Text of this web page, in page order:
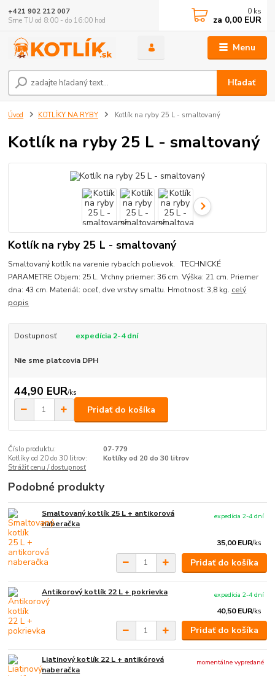
Menu
Hľadať
+421 902 212 007
Sme TU od 8:00 - do 16:00 hod
0 ks
za 0,00 EUR
Úvod KOTLÍKY NA RYBY Kotlík na ryby 25 L - smaltovaný
Kotlík na ryby 25 L - smaltovaný
Kotlík na ryby 25 L - smaltovaný
Smaltovaný kotlík na varenie rybacích polievok. TECHNICKÉ
PARAMETRE Objem: 25 L. Vrchny priemer: 36 cm. Výška: 21 cm. Priemer
dna: 43 cm. Materiál: oceľ, dve vrstvy smaltu. Hmotnosť: 3,8 kg. celý
popis
Dostupnosť expedícia 2-4 dní
Nie sme platcovia DPH
44,90 EUR/ks
Pridať do košíka
Číslo produktu:
07-779
Kotlíky od 20 do 30 litrov:
Kotlíky od 20 do 30 litrov
Strážiť cenu / dostupnosť
Podobné produkty
Smaltovaný kotlík 25 L + antikorová
naberačka
35,00 EUR/ks
expedícia 2-4 dní
Pridať do košíka
Antikorový kotlík 22 L + pokrievka
40,50 EUR/ks
expedícia 2-4 dní
Pridať do košíka
Liatinový kotlík 22 L + antikórová
naberačka
momentálne vypredané